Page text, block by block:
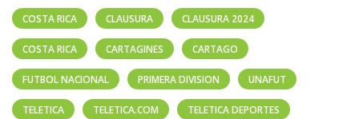
COSTA RICA CLAUSURA CLAUSURA 2024
COSTA RICA CARTAGINES CARTAGO
FUTBOL NACIONAL PRIMERA DIVISION UNAFUT
TELETICA TELETICA.COM TELETICA DEPORTES